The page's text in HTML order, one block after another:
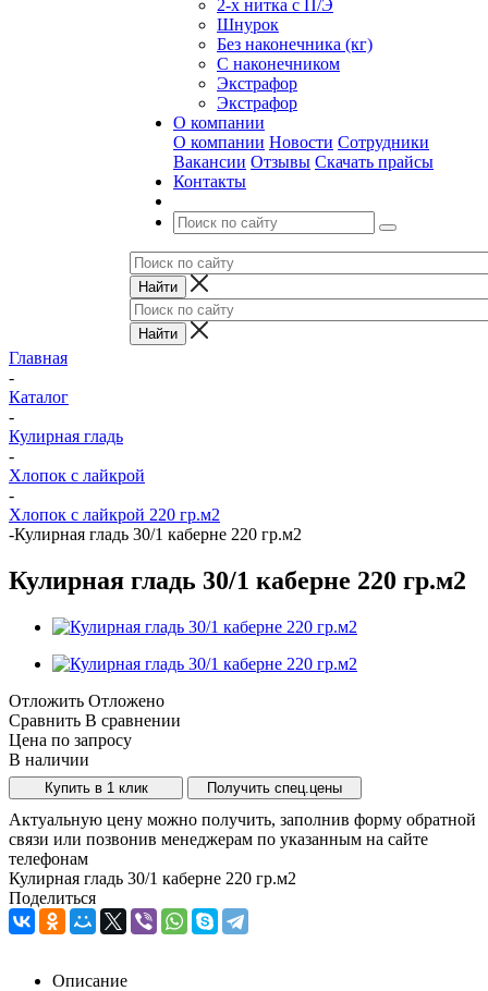
2-х нитка с П/Э
Шнурок
Без наконечника (кг)
С наконечником
Экстрафор
Экстрафор
О компании
О компании Новости Сотрудники
Вакансии Отзывы Скачать прайсы
Контакты
Главная
-
Каталог
-
Кулирная гладь
-
Хлопок с лайкрой
-
Хлопок с лайкрой 220 гр.м2
-Кулирная гладь 30/1 каберне 220 гр.м2
Кулирная гладь 30/1 каберне 220 гр.м2
Отложить Отложено
Сравнить В сравнении
Цена по запросу
В наличии
Купить в 1 клик Получить спец.цены
Актуальную цену можно получить, заполнив форму обратной
связи или позвонив менеджерам по указанным на сайте
телефонам
Кулирная гладь 30/1 каберне 220 гр.м2
Поделиться
Описание